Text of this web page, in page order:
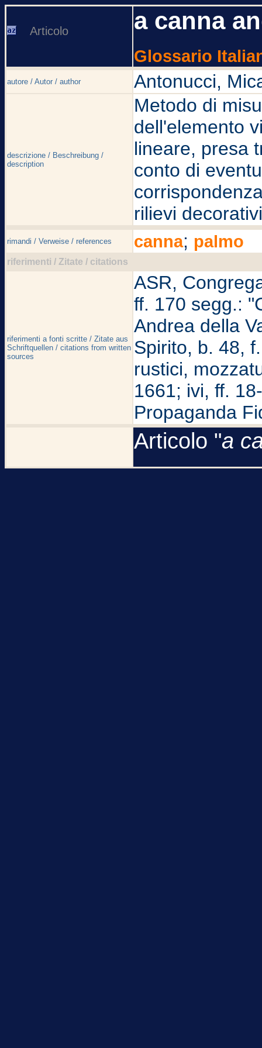
Articolo a canna
Glossario
autore / Autor / author Antonucci,
descrizione / Beschreibung /
description
Metodo di
dell'elemento
lineare, presa
conto di
rilievi
rimandi / Verweise / references canna; palmo
riferimenti / Zitate / citations
riferimenti a fonti scritte / Zitate aus
Schriftquellen / citations from written
sources
ASR,
ff. 170 segg.:
Andrea della
Spirito, b. 48,
rustici,
1661; ivi, ff.
Propaganda
Articolo "a